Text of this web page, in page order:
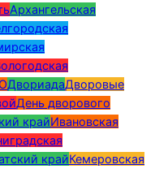
Архангельская
ДвориадаДворовые
День дворового
крайИвановская
крайКемеровская